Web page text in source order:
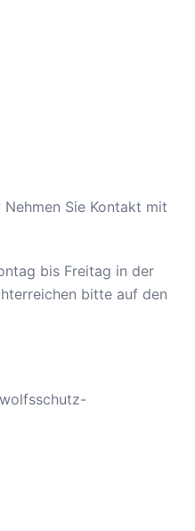
Sie Kontakt mit
bis Freitag in der
bitte auf den